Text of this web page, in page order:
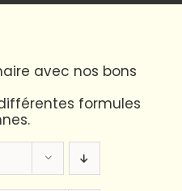
avec nos bons
formules